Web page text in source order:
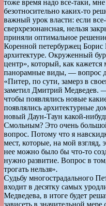
тоже время надо все-таки,
безотносительно каких-то
важный урок власти: если
сверхрезонансная, нельзя
приняли оптимальное
Коренной петербуржец
архитектуре. Окруженный
центр», который, как
панорамные виды, — вопрос
«Питер, по сути, замерз в
заметил Дмитрий Медведев.
чтобы появлялись новые
появлялись архитектурные
новый Даун-Таун какой-
Смольным? Это очень
вопрос. Потому что я
мест, которые, на мой взгляд,
нее можно было бы что-то
нужно развитие. Вопрос в
трогать нельзя».
Судьбу многострадального
входит в десятку самых
Медведева, в итоге будет
зависеть в значительной